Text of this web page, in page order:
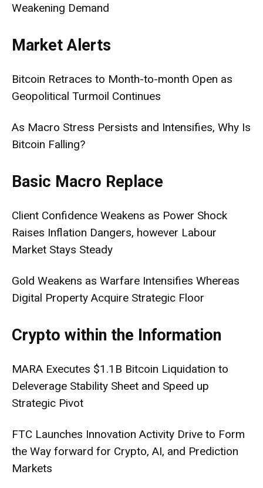
Weakening Demand
Market Alerts
Bitcoin Retraces to Month-to-month Open as
Geopolitical Turmoil Continues
As Macro Stress Persists and Intensifies, Why Is
Bitcoin Falling?
Basic Macro Replace
Client Confidence Weakens as Power Shock
Raises Inflation Dangers, however Labour
Market Stays Steady
Gold Weakens as Warfare Intensifies Whereas
Digital Property Acquire Strategic Floor
Crypto within the Information
MARA Executes $1.1B Bitcoin Liquidation to
Deleverage Stability Sheet and Speed up
Strategic Pivot
FTC Launches Innovation Activity Drive to Form
the Way forward for Crypto, AI, and Prediction
Markets